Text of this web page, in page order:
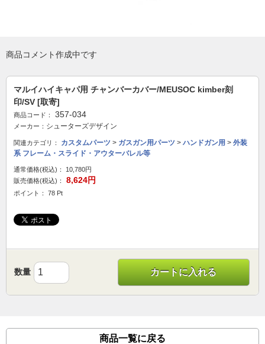
商品コメント作成中です
マルイハイキャパ用 チャンバーカバー/MEUSOC kimber刻
印/SV [取寄]
商品コード： 357-034
メーカー： シューターズデザイン
関連カテゴリ： カスタムパーツ > ガスガン用パーツ > ハンドガン用 > 外装
系 フレーム・スライド・アウターバレル等
通常価格(税込)：
10,780円
販売価格(税込)：
8,624円
ポイント： 78 Pt
数量 カートに入れる
商品一覧に戻る